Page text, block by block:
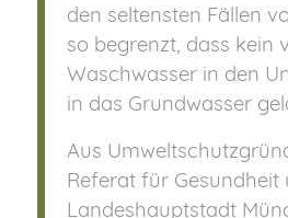
den seltensten Fällen
so begrenzt, dass kein
Waschwasser in den
in das Grundwasser
Aus
Referat für Gesundheit
Landeshauptstadt